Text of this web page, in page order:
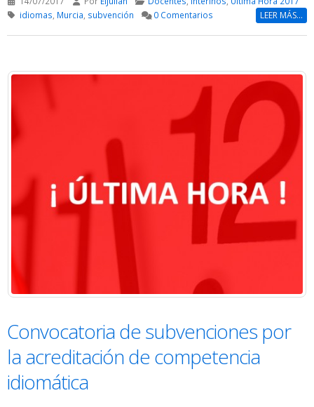
idiomas Murcia subvención 0 Comentarios LEER MÁS...
Convocatoria de subvenciones por
la acreditación de competencia
idiomática